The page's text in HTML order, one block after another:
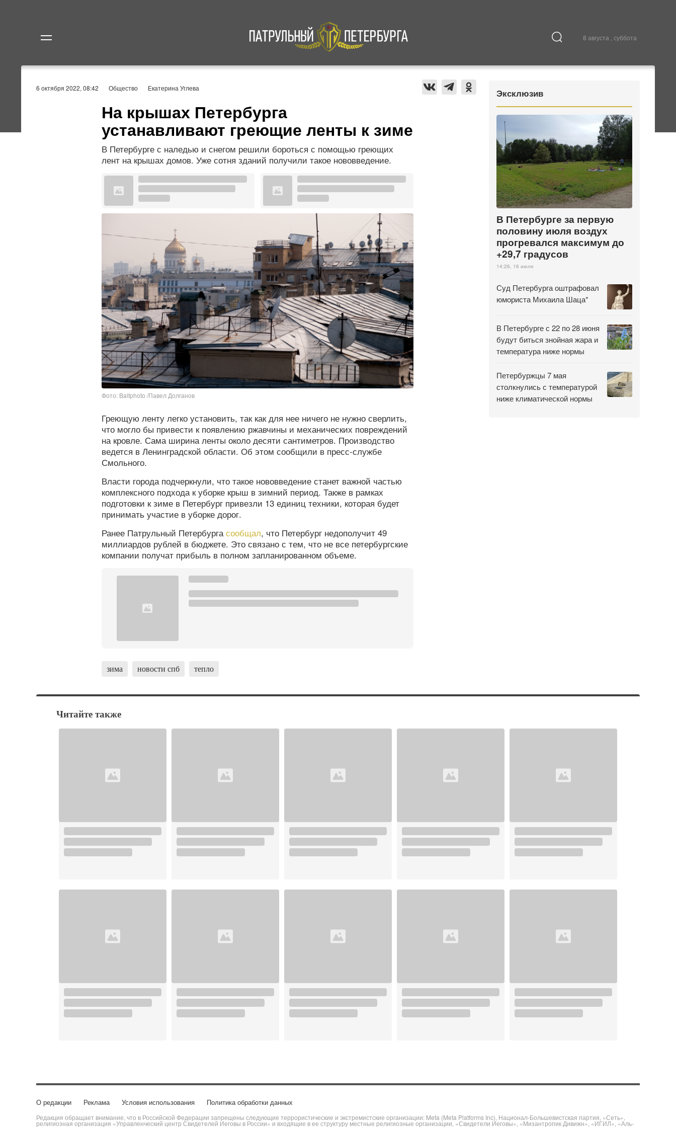
8 августа , суббота
Происшествия Культура
6 октября 2022, 08:42 Общество Екатерина Углева
На крышах Петербурга
устанавливают греющие ленты к зиме
В Петербурге с наледью и снегом решили бороться с помощью греющих
лент на крышах домов. Уже сотня зданий получили такое нововведение.
Фото: Baltphoto /Павел Долганов
Греющую ленту легко установить, так как для нее ничего не нужно сверлить,
что могло бы привести к появлению ржавчины и механических повреждений
на кровле. Сама ширина ленты около десяти сантиметров. Производство
ведется в Ленинградской области. Об этом сообщили в пресс-службе
Смольного.
Власти города подчеркнули, что такое нововведение станет важной частью
комплексного подхода к уборке крыш в зимний период. Также в рамках
подготовки к зиме в Петербург привезли 13 единиц техники, которая будет
принимать участие в уборке дорог.
Ранее Патрульный Петербургасообщал, что Петербург недополучит 49
миллиардов рублей в бюджете. Это связано с тем, что не все петербургские
компании получат прибыль в полном запланированном объеме.
зима новости спб тепло
Эксклюзив
В Петербурге за первую
половину июля воздух
прогревался максимум до
+29,7 градусов
14:26, 16 июля
Суд Петербурга оштрафовал
юмориста Михаила Шаца*
В Петербурге с 22 по 28 июня
будут биться знойная жара и
температура ниже нормы
Петербуржцы 7 мая
столкнулись с температурой
ниже климатической нормы
Читайте также
О редакции Реклама Условия использования Политика обработки данных
Редакция обращает внимание, что в Российской Федерации запрещены следующие террористические и экстремистские организации: Meta (Meta Platforms Inc), Национал-Большевистская партия, «Сеть»,
религиозная организация «Управленческий центр Свидетелей Иеговы в России» и входящие в ее структуру местные религиозные организации, «Свидетели Иеговы», «Мизантропик Дивижн», «ИГИЛ», «Аль-